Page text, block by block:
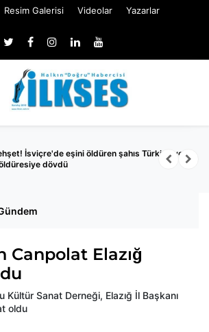
Resim Galerisi Videolar Yazarlar
İsviçre'de eşini öldüren şahıs Türkiye'ye
dövdü
Canpolat Elazığ
Kültür Sanat Derneği, Elazığ İl Başkanı
oldu